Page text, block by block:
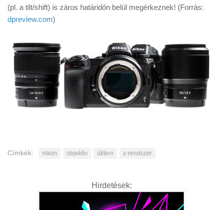
(pl. a tilt/shift) is záros határidőn belül megérkeznek! (Forrás:
dpreview.com)
Címkék: nikon objektív útiterv z-rendszer
Hirdetések: